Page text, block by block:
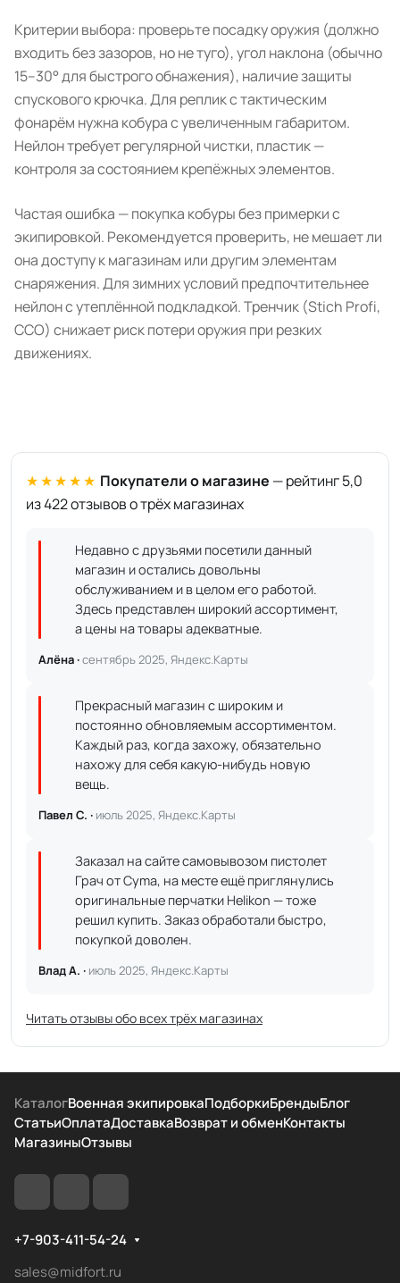
Критерии выбора: проверьте посадку оружия (должно
входить без зазоров, но не туго), угол наклона (обычно
15–30° для быстрого обнажения), наличие защиты
спускового крючка. Для реплик с тактическим
фонарём нужна кобура с увеличенным габаритом.
Нейлон требует регулярной чистки, пластик —
контроля за состоянием крепёжных элементов.
Частая ошибка — покупка кобуры без примерки с
экипировкой. Рекомендуется проверить, не мешает ли
она доступу к магазинам или другим элементам
снаряжения. Для зимних условий предпочтительнее
нейлон с утеплённой подкладкой. Тренчик (Stich Profi,
CCO) снижает риск потери оружия при резких
движениях.
★★★★★ Покупатели о магазине — рейтинг 5,0
из 422 отзывов о трёх магазинах
Недавно с друзьями посетили данный
магазин и остались довольны
обслуживанием и в целом его работой.
Здесь представлен широкий ассортимент,
а цены на товары адекватные.
Алёна ·сентябрь 2025, Яндекс.Карты
Прекрасный магазин с широким и
постоянно обновляемым ассортиментом.
Каждый раз, когда захожу, обязательно
нахожу для себя какую-нибудь новую
вещь.
Павел С. · июль 2025, Яндекс.Карты
Заказал на сайте самовывозом пистолет
Грач от Cyma, на месте ещё приглянулись
оригинальные перчатки Helikon — тоже
решил купить. Заказ обработали быстро,
покупкой доволен.
Влад А. · июль 2025, Яндекс.Карты
Читать отзывы обо всех трёх магазинах
КаталогВоенная экипировкаПодборкиБрендыБлог
СтатьиОплатаДоставкаВозврат и обменКонтакты
МагазиныОтзывы
+7-903-411-54-24
sales@midfort.ru